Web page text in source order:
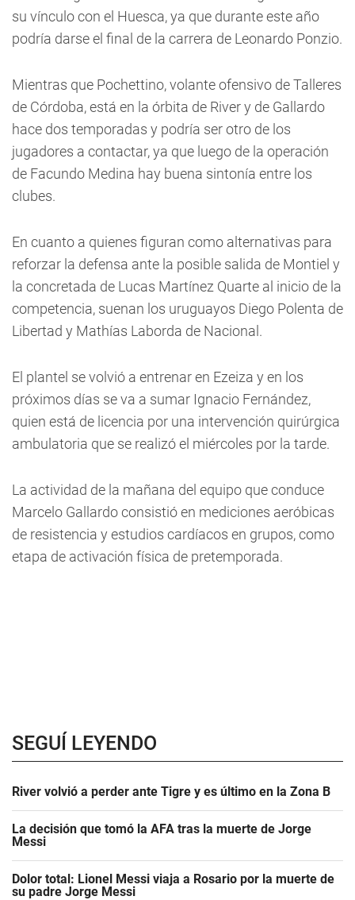
su vínculo con el Huesca, ya que durante este año
podría darse el final de la carrera de Leonardo Ponzio.
Mientras que Pochettino, volante ofensivo de Talleres
de Córdoba, está en la órbita de River y de Gallardo
hace dos temporadas y podría ser otro de los
jugadores a contactar, ya que luego de la operación
de Facundo Medina hay buena sintonía entre los
clubes.
En cuanto a quienes figuran como alternativas para
reforzar la defensa ante la posible salida de Montiel y
la concretada de Lucas Martínez Quarte al inicio de la
competencia, suenan los uruguayos Diego Polenta de
Libertad y Mathías Laborda de Nacional.
El plantel se volvió a entrenar en Ezeiza y en los
próximos días se va a sumar Ignacio Fernández,
quien está de licencia por una intervención quirúrgica
ambulatoria que se realizó el miércoles por la tarde.
La actividad de la mañana del equipo que conduce
Marcelo Gallardo consistió en mediciones aeróbicas
de resistencia y estudios cardíacos en grupos, como
etapa de activación física de pretemporada.
SEGUÍ LEYENDO
River volvió a perder ante Tigre y es último en la Zona B
La decisión que tomó la AFA tras la muerte de Jorge
Messi
Dolor total: Lionel Messi viaja a Rosario por la muerte de
su padre Jorge Messi